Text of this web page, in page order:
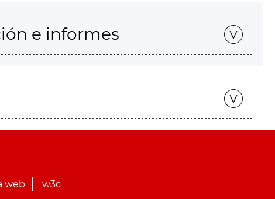
e informes
web w3c